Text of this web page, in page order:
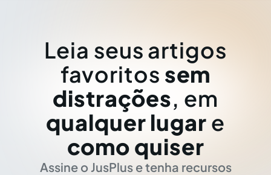
Leia seus artigos
favoritos sem
distrações, em
qualquer lugar e
como quiser
Assine o JusPlus e tenha recursos